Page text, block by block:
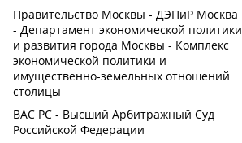
Правительство Москвы - ДЭПиР Москва
- Департамент экономической политики
и развития города Москвы - Комплекс
экономической политики и
имущественно-земельных отношений
столицы
ВАС РС - Высший Арбитражный Суд
Российской Федерации